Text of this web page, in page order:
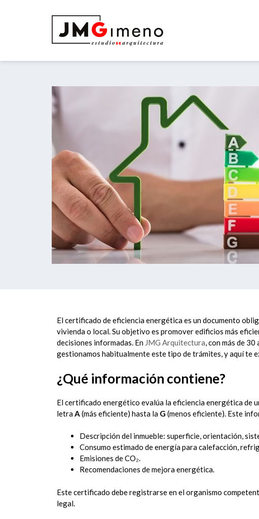
El certificado de eficiencia energética es un documento
vivienda o local. Su objetivo es promover edificios más
decisiones informadas. En JMG Arquitectura, con más de
gestionamos habitualmente este tipo de trámites, y aquí te
¿Qué información contiene?
El certificado energético evalúa la eficiencia energética de
letraA (más eficiente) hasta la G (menos eficiente). Este
Descripción del inmueble: superficie, orientación,
Consumo estimado de energía para calefacción,
Emisiones de CO₂.
Recomendaciones de mejora energética.
Este certificado debe registrarse en el organismo
legal.